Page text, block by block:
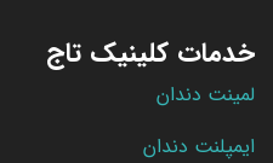
خدمات کلینیک تاج
لمینت دندان
ایمپلنت دندان